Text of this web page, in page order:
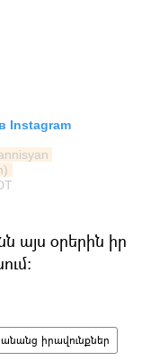
Instagram
այս օրերին իր
իրավունքներ